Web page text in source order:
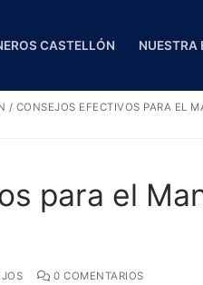
CASTELLÓN NUESTRA
/ CONSEJOS EFECTIVOS PARA EL
para el
0 COMENTARIOS